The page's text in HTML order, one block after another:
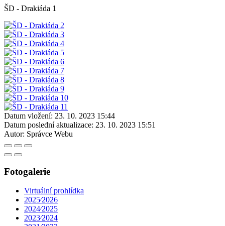
ŠD - Drakiáda 1
Datum vložení: 23. 10. 2023 15:44
Datum poslední aktualizace: 23. 10. 2023 15:51
Autor: Správce Webu
Fotogalerie
Virtuální prohlídka
2025⁄2026
2024⁄2025
2023⁄2024